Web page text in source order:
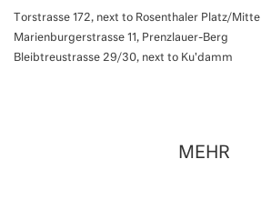
Torstrasse 172, next to Rosenthaler Platz/Mitte
Marienburgerstrasse 11, Prenzlauer-Berg
Bleibtreustrasse 29/30, next to Ku'damm
MEHR